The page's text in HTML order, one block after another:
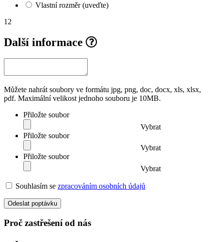
Vlastní rozměr (uveďte)
12
Další informace
Můžete nahrát soubory ve formátu jpg, png, doc, docx, xls, xlsx,
pdf. Maximální velikost jednoho souboru je 10MB.
Přiložte soubor
Vybrat
Přiložte soubor
Vybrat
Přiložte soubor
Vybrat
Souhlasím se zpracováním osobních údajů
Odeslat poptávku
Proč zastřešení od nás